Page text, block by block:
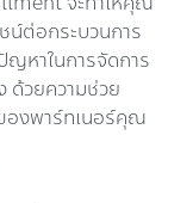
น์ต่อกระบวนการ
หาในการจัดการ
ด้วยความช่วย
องพาร์ทเนอร์คุณ